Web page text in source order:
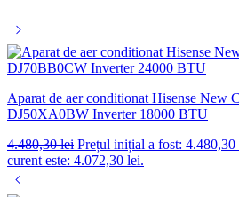
Aparat de aer conditionat Hisense
DJ50XA0BW Inverter 18000 BTU
4.480,30lei Prețul inițial a fost: 4.480,30
curent este: 4.072,30 lei.